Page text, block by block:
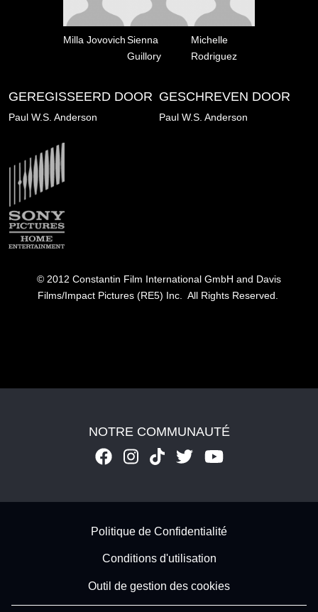
Milla JovovichSienna
Guillory
Michelle
Rodriguez
GEREGISSEERD DOOR
Paul W.S. Anderson
GESCHREVEN DOOR
Paul W.S. Anderson
© 2012 Constantin Film International GmbH and Davis
Films/Impact Pictures (RE5) Inc. All Rights Reserved.
NOTRE COMMUNAUTÉ
Footer - SubfooterPolitique de Confidentialité
Conditions d'utilisation
Outil de gestion des cookies